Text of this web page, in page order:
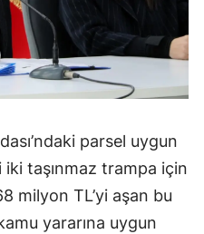
parsel uygun
iki taşınmaz trampa için
milyon TL’yi aşan bu
yararına uygun